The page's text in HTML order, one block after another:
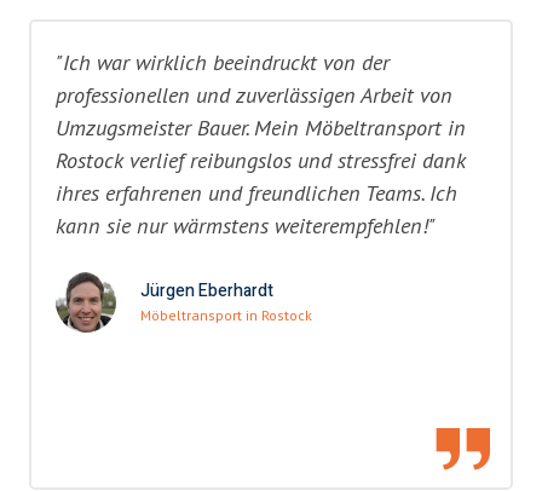
"Ich war wirklich beeindruckt von der
professionellen und zuverlässigen Arbeit von
Umzugsmeister Bauer. Mein Möbeltransport in
Rostock verlief reibungslos und stressfrei dank
ihres erfahrenen und freundlichen Teams. Ich
kann sie nur wärmstens weiterempfehlen!"
Jürgen Eberhardt
Möbeltransport in Rostock